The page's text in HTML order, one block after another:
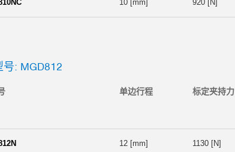
10 [mm] 920 [N]
号: MGD812
单边行程 标定夹持力
12 [mm] 1130 [N]